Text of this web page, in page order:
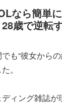
なら簡単
歳で逆転
も“彼女から
。
ィング雑誌